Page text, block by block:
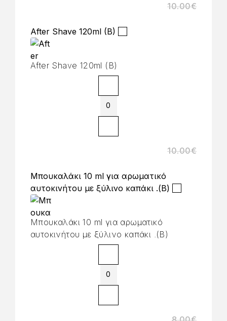
10.00€
After Shave 120ml (B)
After Shave 120ml (B)
10.00€
Μπουκαλάκι 10 ml για αρωματικό
αυτοκινήτου με ξύλινο καπάκι .(B)
Μπουκαλάκι 10 ml για αρωματικό
αυτοκινήτου με ξύλινο καπάκι .(B)